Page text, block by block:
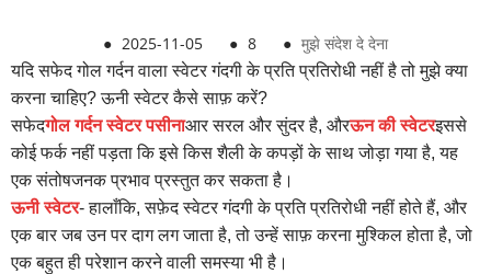
● 2025-11-05 ● 8 ● मुझे संदेश दे देना
यदि सफेद गोल गर्दन वाला स्वेटर गंदगी के प्रति प्रतिरोधी नहीं है तो मुझे क्या
करना चाहिए? ऊनी स्वेटर कैसे साफ़ करें?
सफेदगोल गर्दन स्वेटर पसीनाआर सरल और सुंदर है, औरऊन की स्वेटरइससे
कोई फर्क नहीं पड़ता कि इसे किस शैली के कपड़ों के साथ जोड़ा गया है, यह
एक संतोषजनक प्रभाव प्रस्तुत कर सकता है।
ऊनी स्वेटर- हालाँकि, सफ़ेद स्वेटर गंदगी के प्रति प्रतिरोधी नहीं होते हैं, और
एक बार जब उन पर दाग लग जाता है, तो उन्हें साफ़ करना मुश्किल होता है, जो
एक बहुत ही परेशान करने वाली समस्या भी है।